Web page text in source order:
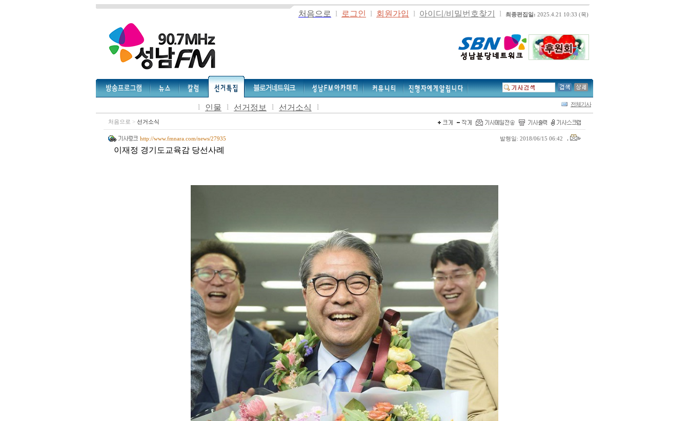
처음으로 l 로그인 l 회원가입 l 아이디/비밀번호찾기 l 최종편집일: 2025.4.21 10:33 (목)
l 인물 l 선거정보 l 선거소식 l 전체기사
처음으로 >선거소식
http://www.fmnara.com/news/27935 발행일: 2018/06/15 06:42 .
이재정 경기도교육감 당선사례